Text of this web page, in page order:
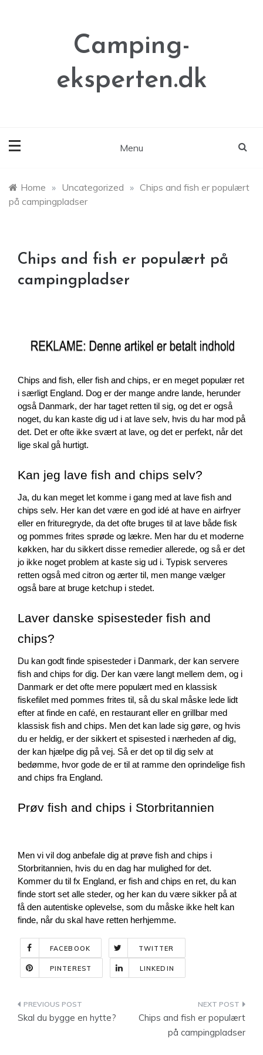
Camping-
eksperten.dk
Menu
Home » Uncategorized » Chips and fish er populært
på campingpladser
Chips and fish er populært på
campingpladser
Chips and fish, eller fish and chips, er en meget populær ret
i særligt England. Dog er der mange andre lande, herunder
også Danmark, der har taget retten til sig, og det er også
noget, du kan kaste dig ud i at lave selv, hvis du har mod på
det. Det er ofte ikke svært at lave, og det er perfekt, når det
lige skal gå hurtigt.
Kan jeg lave fish and chips selv?
Ja, du kan meget let komme i gang med at lave fish and
chips selv. Her kan det være en god idé at have en airfryer
eller en frituregryde, da det ofte bruges til at lave både fisk
og pommes frites sprøde og lækre. Men har du et moderne
køkken, har du sikkert disse remedier allerede, og så er det
jo ikke noget problem at kaste sig ud i. Typisk serveres
retten også med citron og ærter til, men mange vælger
også bare at bruge ketchup i stedet.
Laver danske spisesteder fish and
chips?
Du kan godt finde spisesteder i Danmark, der kan servere
fish and chips for dig. Der kan være langt mellem dem, og i
Danmark er det ofte mere populært med en klassisk
fiskefilet med pommes frites til, så du skal måske lede lidt
efter at finde en café, en restaurant eller en grillbar med
klassisk fish and chips. Men det kan lade sig gøre, og hvis
du er heldig, er der sikkert et spisested i nærheden af dig,
der kan hjælpe dig på vej. Så er det op til dig selv at
bedømme, hvor gode de er til at ramme den oprindelige fish
and chips fra England.
Prøv fish and chips i Storbritannien
Men vi vil dog anbefale dig at prøve fish and chips i
Storbritannien, hvis du en dag har mulighed for det.
Kommer du til fx England, er fish and chips en ret, du kan
finde stort set alle steder, og her kan du være sikker på at
få den autentiske oplevelse, som du måske ikke helt kan
finde, når du skal have retten herhjemme.
FACEBOOK TWITTER
PINTEREST LINKEDIN
Indlægsnavigation
Skal du bygge en hytte?
Chips and fish er populært
på campingpladser